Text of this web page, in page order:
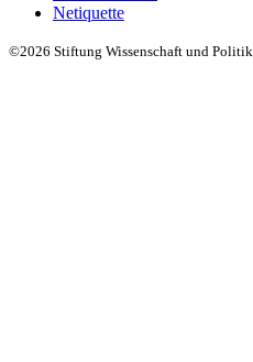
Netiquette
©2026 Stiftung Wissenschaft und Politik